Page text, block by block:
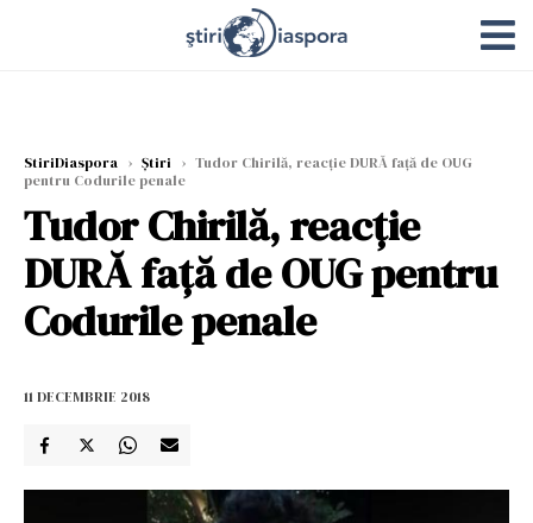
StiriDiaspora › Știri › Tudor Chirilă, reacție DURĂ față de OUG
pentru Codurile penale
Tudor Chirilă, reacție
DURĂ față de OUG pentru
Codurile penale
11 DECEMBRIE 2018